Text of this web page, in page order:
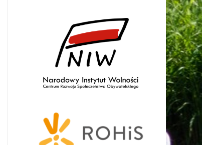
Łódzkiej ZHP odbyło się
coroczne spotkanie „Noc
Muzeów”, zorganizowane...
Chorągiew i ZHP,Historia
Czytaj Więcej